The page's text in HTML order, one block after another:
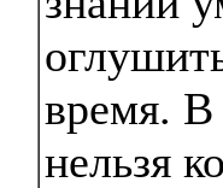
время. В
нельзя